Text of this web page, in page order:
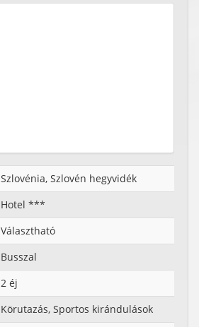
Szlovénia, Szlovén hegyvidék
Hotel ***
Választható
Busszal
2 éj
Körutazás, Sportos kirándulások